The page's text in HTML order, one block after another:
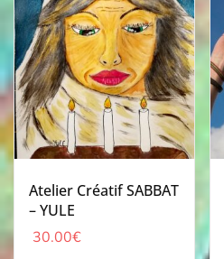
Atelier Créatif SABBAT
– YULE
30.00€